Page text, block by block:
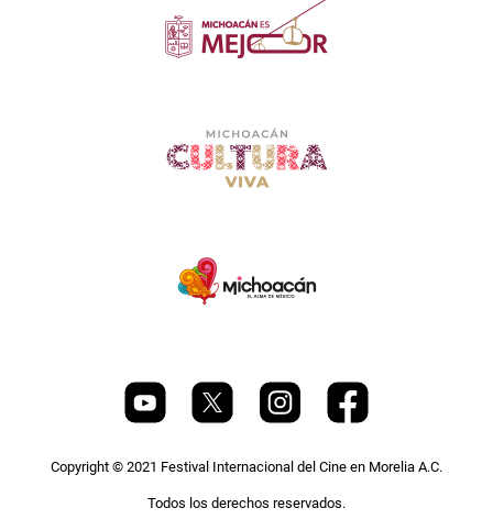
Copyright © 2021 Festival Internacional del Cine en Morelia A.C.
Todos los derechos reservados.